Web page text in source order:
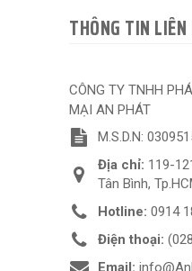
THÔNG TIN LIÊN
CÔNG TY TNHH
MẠI AN PHÁT
M.S.D.N:
Địa chỉ: 119-
Tân Bình,
Hotline: 0914
Điện thoại:
Email: